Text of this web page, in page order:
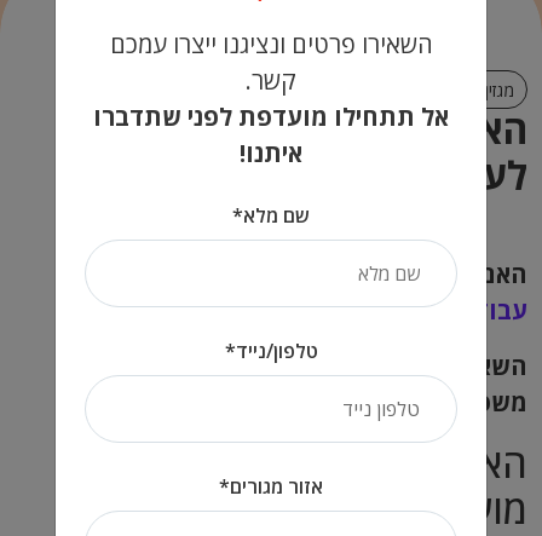
מגזין קריירה
האם החוזרים משבי יכולים
לעשות מועדפת?
האם חטופים החוזרים מהשבי זכאים לעשות
עבודה מועדפת?
השאלה ששאלת מורכבת ומחייבת התייחסות
משפטית ומקצועית מעמיקה….
האם חטופים יכולים לעשות
מועדפת?
השאירו פרטים ונציגנו ייצרו עמכם
קשר.
אל תתחילו מועדפת לפני שתדברו
איתנו!
שם מלא*
טלפון/נייד*
אזור מגורים*